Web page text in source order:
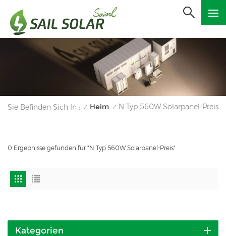
Sie Befinden Sich In : / Heim / N Typ 560W Solarpanel-Preis
0 Ergebnisse gefunden für "N Typ 560W Solarpanel-Preis"
Kategorien